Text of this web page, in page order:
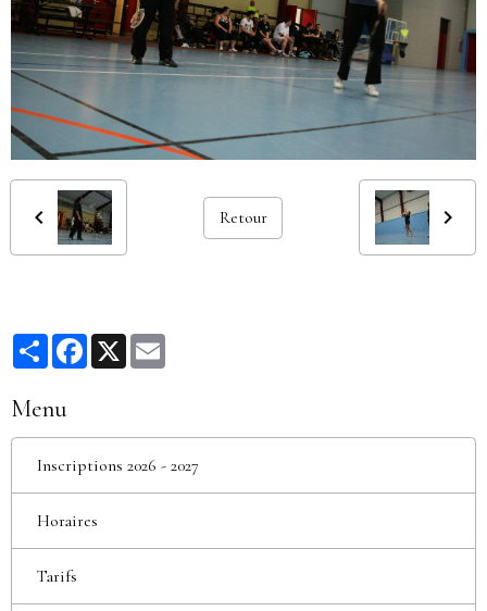
Retour
PartagerFacebook
X
Menu
Inscriptions 2026 - 2027
Horaires
Tarifs